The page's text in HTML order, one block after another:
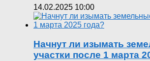
14.02.2025 10:00
Начнут ли изымать
участки после 1 марта